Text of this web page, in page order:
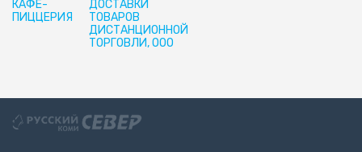
КАФЕ-
ПИЦЦЕРИЯ
ДОСТАВКИ
ТОВАРОВ
ДИСТАНЦИОННОЙ
ТОРГОВЛИ, ООО